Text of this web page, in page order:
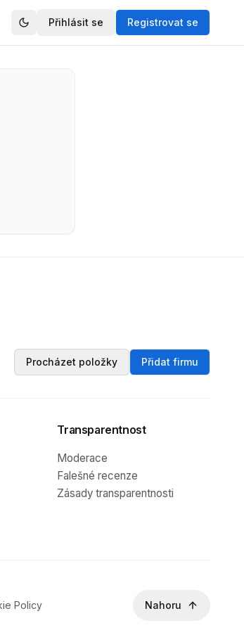
Přihlásit se Registrovat se
Procházet položky Přidat firmu
Transparentnost
Moderace
Falešné recenze
Zásady transparentnosti
Policy Nahoru